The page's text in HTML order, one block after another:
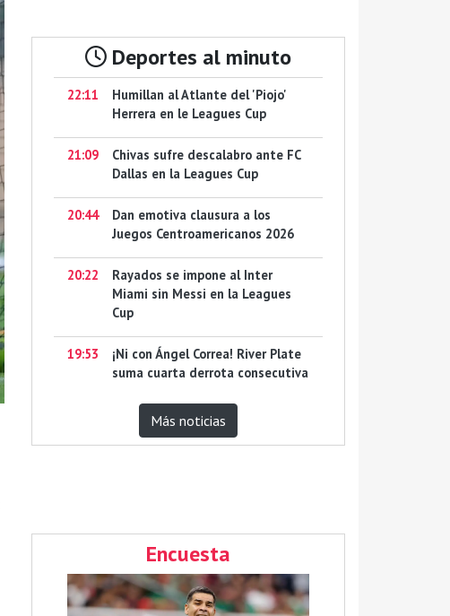
Deportes al minuto
22:11
Humillan al Atlante del 'Piojo'
Herrera en le Leagues Cup
21:09
Chivas sufre descalabro ante FC
Dallas en la Leagues Cup
20:44
Dan emotiva clausura a los
Juegos Centroamericanos 2026
20:22
Rayados se impone al Inter
Miami sin Messi en la Leagues
Cup
19:53
¡Ni con Ángel Correa! River Plate
suma cuarta derrota consecutiva
Más noticias
Encuesta